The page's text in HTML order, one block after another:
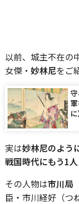
以前、城主不在の
女傑・ 妙林尼をご
実は妙林尼のよう
戦国時代にもう1
その人物は市川局
臣・市川経好（つ